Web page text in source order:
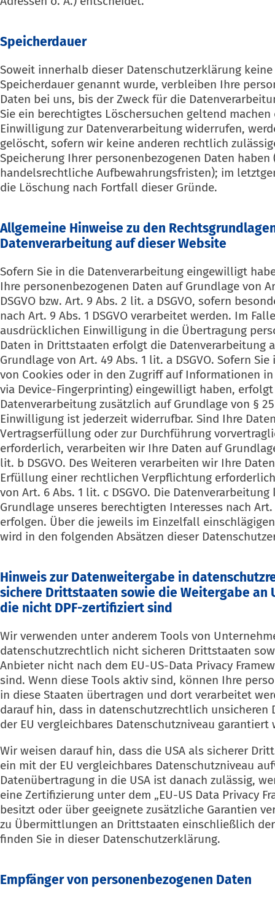
Speicherdauer
Soweit innerhalb dieser Datenschutzerklärung
Speicherdauer genannt wurde, verbleiben Ihre
Daten bei uns, bis der Zweck für die
Sie ein berechtigtes Löschersuchen geltend machen
Einwilligung zur Datenverarbeitung widerrufen,
gelöscht, sofern wir keine anderen rechtlich
Speicherung Ihrer personenbezogenen Daten haben
handelsrechtliche Aufbewahrungsfristen); im
die Löschung nach Fortfall dieser Gründe.
Allgemeine Hinweise zu den
Datenverarbeitung auf dieser Website
Sofern Sie in die Datenverarbeitung eingewilligt
Ihre personenbezogenen Daten auf Grundlage von
DSGVO bzw. Art. 9 Abs. 2 lit. a DSGVO, sofern
nach Art. 9 Abs. 1 DSGVO verarbeitet werden. Im
ausdrücklichen Einwilligung in die Übertragung
Daten in Drittstaaten erfolgt die Datenverarbeitung
Grundlage von Art. 49 Abs. 1 lit. a DSGVO. Sofern
von Cookies oder in den Zugriff auf Informationen in
via Device-Fingerprinting) eingewilligt haben,
Datenverarbeitung zusätzlich auf Grundlage von § 25
Einwilligung ist jederzeit widerrufbar. Sind Ihre
Vertragserfüllung oder zur Durchführung
erforderlich, verarbeiten wir Ihre Daten auf
lit. b DSGVO. Des Weiteren verarbeiten wir Ihre
Erfüllung einer rechtlichen Verpflichtung
von Art. 6 Abs. 1 lit. c DSGVO. Die
Grundlage unseres berechtigten Interesses nach Art.
erfolgen. Über die jeweils im Einzelfall
wird in den folgenden Absätzen dieser
Hinweis zur Datenweitergabe in
sichere Drittstaaten sowie die Weitergabe an
die nicht DPF-zertifiziert sind
Wir verwenden unter anderem Tools von
datenschutzrechtlich nicht sicheren Drittstaaten
Anbieter nicht nach dem EU-US-Data Privacy
sind. Wenn diese Tools aktiv sind, können Ihre
in diese Staaten übertragen und dort verarbeitet
darauf hin, dass in datenschutzrechtlich
der EU vergleichbares Datenschutzniveau garantiert
Wir weisen darauf hin, dass die USA als sicherer
ein mit der EU vergleichbares Datenschutzniveau
Datenübertragung in die USA ist danach zulässig,
eine Zertifizierung unter dem „EU-US Data Privacy
besitzt oder über geeignete zusätzliche Garantien
zu Übermittlungen an Drittstaaten einschließlich
finden Sie in dieser Datenschutzerklärung.
Empfänger von personenbezogenen Daten